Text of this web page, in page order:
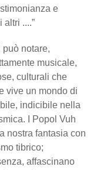
e
....”
notare,
musicale,
culturali che
vive un mondo di
indicibile nella
I Popol Vuh
nostra fantasia con
tibrico;
affascinano